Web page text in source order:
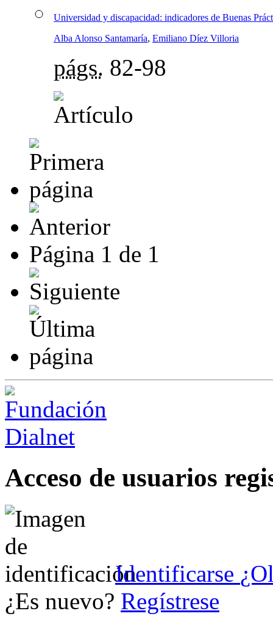
Universidad y discapacidad: indicadores de Buenas
Alba Alonso Santamaría, Emiliano Díez Villoria
págs. 82-98
Página 1 de 1
Acceso de usuarios
Identificarse
¿Es nuevo? Regístrese